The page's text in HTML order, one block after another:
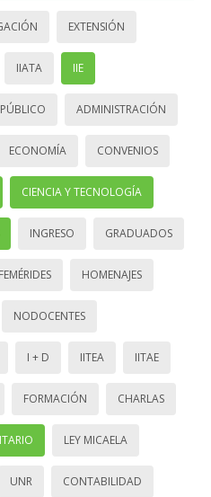
EXTENSIÓN
IIATA IIE
ADMINISTRACIÓN
ECONOMÍA CONVENIOS
CIENCIA Y TECNOLOGÍA
INGRESO GRADUADOS
HOMENAJES
NODOCENTES
I + D IITEA IITAE
FORMACIÓN CHARLAS
LEY MICAELA
UNR CONTABILIDAD